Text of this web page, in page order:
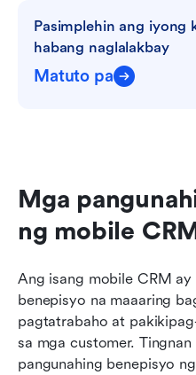
Pasimplehin ang iyong
habang naglalakbay
Matuto pa
Mga
ng mobile
Ang isang mobile CRM
benepisyo na maaaring
pagtatrabaho at
sa mga customer.
pangunahing benepisyo